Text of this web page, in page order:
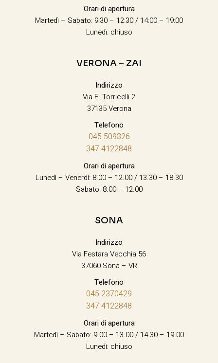
Orari di apertura
Martedì – Sabato: 9:30 – 12:30 / 14:00 – 19:00
Lunedì: chiuso
VERONA – ZAI
Indirizzo
Via E. Torricelli 2
37135 Verona
Telefono
045 509326
347 4122848
Orari di apertura
Lunedì – Venerdì: 8.00 – 12.00 / 13.30 – 18.30
Sabato: 8.00 – 12.00
SONA
Indirizzo
Via Festara Vecchia 56
37060 Sona – VR
Telefono
045 2370429
347 4122848
Orari di apertura
Martedì – Sabato: 9.00 – 13.00 / 14.30 – 19.00
Lunedì: chiuso